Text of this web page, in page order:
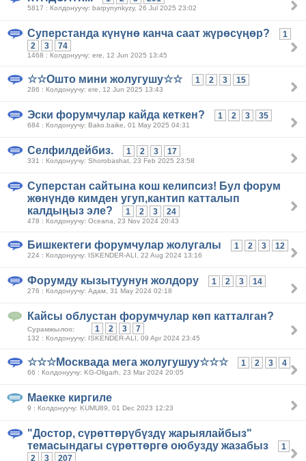
5817 : Колдонуучу: barpynynkyzy, 26 Jul 2025 23:02
Суперстанда күнүнө канча саат жүрөсүңөр?
1
2
3 74
1468 : Колдонуучу: ere, 12 Jun 2025 13:45
☆☆Ошто мини жолугушу☆☆ 1 2 3 15
286 : Колдонуучу: ere, 12 Jun 2025 13:43
Эски форумчулар кайда кеткен? 1 2 3 35
684 : Колдонуучу: Bako.baike, 01 May 2025 04:31
Селфилдейбиз. 1 2 3 17
331 : Колдонуучу: Shorobashat, 23 Feb 2025 23:58
Суперстан сайтына кош келипсиз! Бул форум
жөнүндө кимден угуп,кантип катталып
калдыңыз эле?
1 2 3 24
478 : Колдонуучу: Oceana, 23 Nov 2024 20:43
Бишкектеги форумчулар жолугалы 1 2 3 12
224 : Колдонуучу: ISKENDER-ALI, 22 Aug 2024 13:16
Форумду кызытуунун жолдору 1 2 3 14
276 : Колдонуучу: Адам, 31 May 2024 02:18
Кайсы облустан форумчулар көп катталган?
Сурамжылоо: 1 2 3 7
132 : Колдонуучу: ISKENDER-ALI, 09 Apr 2024 23:45
☆☆☆Москвада мега жолугушуу☆☆☆ 1 2 3 4
66 : Колдонуучу: KG-Oligarh, 23 Mar 2024 20:05
Маекке киргиле
9 : Колдонуучу: KUMU89, 01 Dec 2023 12:23
"Достор, сүрөттөрүбүздү жарыялайбыз"
темасындагы сүрөттөргө оюбузду жазабыз
1
2
3 207